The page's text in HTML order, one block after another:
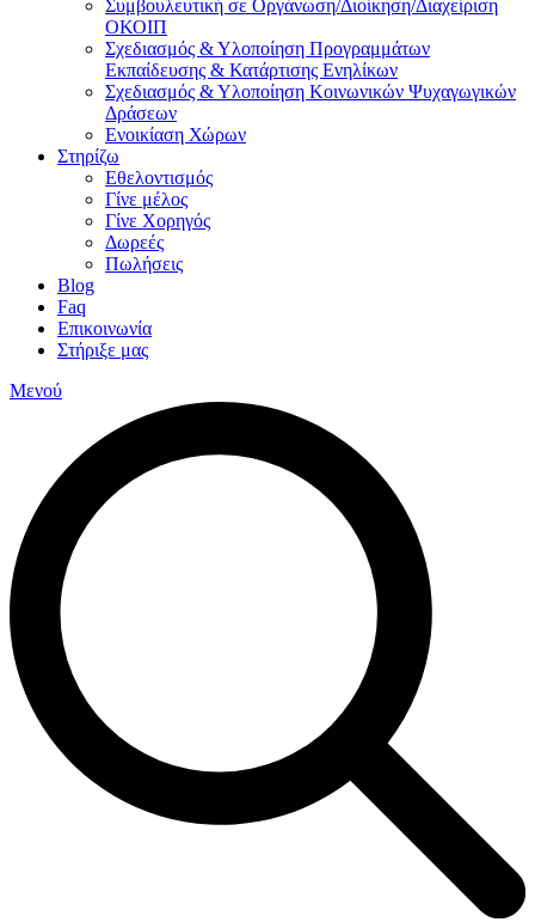
Συμβουλευτική σε Οργάνωση/Διοίκηση/Διαχείριση
ΟΚΟΙΠ
Σχεδιασμός & Υλοποίηση Προγραμμάτων
Εκπαίδευσης & Κατάρτισης Ενηλίκων
Σχεδιασμός & Υλοποίηση Κοινωνικών Ψυχαγωγικών
Δράσεων
Ενοικίαση Χώρων
Στηρίζω
Εθελοντισμός
Γίνε μέλος
Γίνε Χορηγός
Δωρεές
Πωλήσεις
Blog
Faq
Επικοινωνία
Στήριξε μας
Μενού